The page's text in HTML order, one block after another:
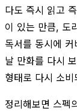
다도 즉시 읽고
이 있는 만큼, 도
독서를 동시에
날 만화를 다시
형태로 다시 소
정리해보면 스펙